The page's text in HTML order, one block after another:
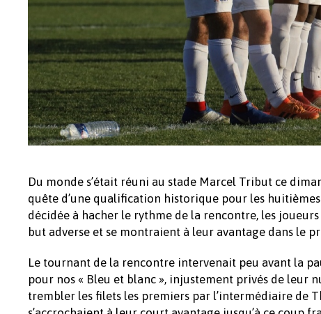
Du monde s’était réuni au stade Marcel Tribut ce
quête d’une qualification historique pour les
décidée à hacher le rythme de la rencontre, les
but adverse et se montraient à leur avantage dans le
Le tournant de la rencontre intervenait peu avant la
pour nos « Bleu et blanc », injustement privés de leur
trembler les filets les premiers par l’intermédiaire de